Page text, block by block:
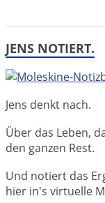
JENS NOTIERT.
Jens denkt nach.
Über das Leben,
den ganzen Rest.
Und notiert das
hier in's virtuelle